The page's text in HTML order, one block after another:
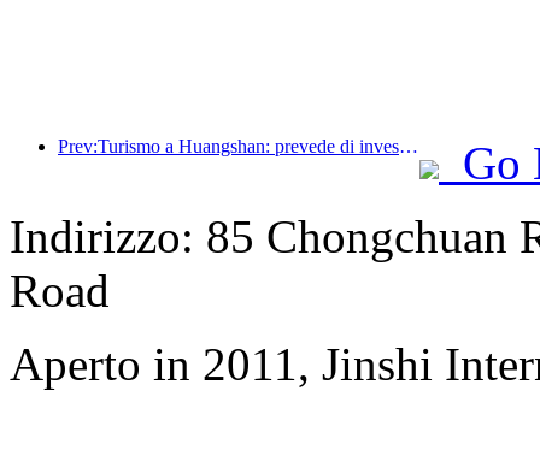
Prev:Turismo a Huangshan: prevede di investire 530 milioni di yuan nella ristrutturazione degli hotel
Go
Indirizzo: 85 Chongchuan
Road
Aperto in 2011, Jinshi